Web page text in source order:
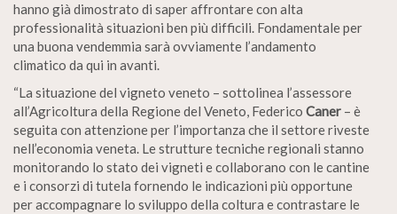
hanno già dimostrato di saper affrontare con alta
professionalità situazioni ben più difficili. Fondamentale per
una buona vendemmia sarà ovviamente l’andamento
climatico da qui in avanti.
“La situazione del vigneto veneto – sottolinea l’assessore
all’Agricoltura della Regione del Veneto, Federico Caner – è
seguita con attenzione per l’importanza che il settore riveste
nell’economia veneta. Le strutture tecniche regionali stanno
monitorando lo stato dei vigneti e collaborano con le cantine
e i consorzi di tutela fornendo le indicazioni più opportune
per accompagnare lo sviluppo della coltura e contrastare le